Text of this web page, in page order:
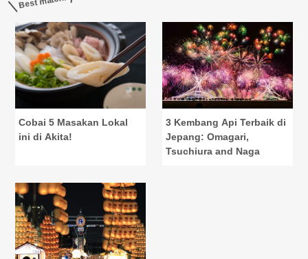
Cobai 5 Masakan Lokal
ini di Akita!
3 Kembang Api Terbaik di
Jepang: Omagari,
Tsuchiura and Naga